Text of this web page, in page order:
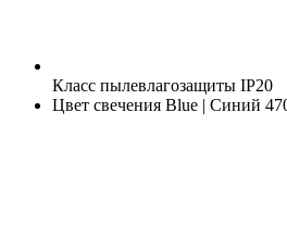
Класс пылевлагозащиты IP20
Цвет свечения Blue | Синий